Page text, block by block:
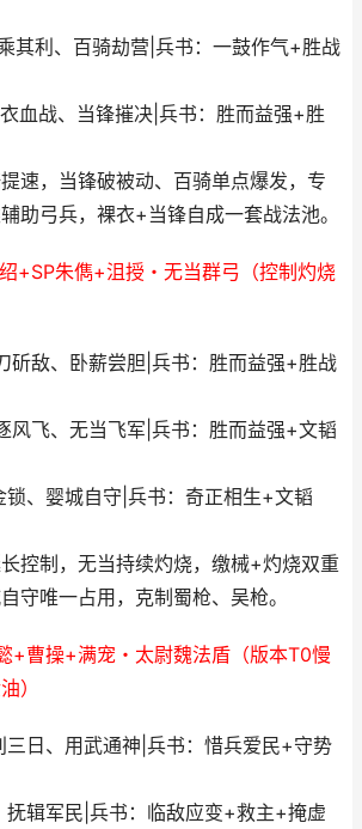
其利、百骑劫营|兵书：一鼓作气+胜战
血战、当锋摧决|兵书：胜而益强+胜
速，当锋破被动、百骑单点爆发，专
助弓兵，裸衣+当锋自成一套战法池。
+SP朱儁+沮授・无当群弓（控制灼烧
斫敌、卧薪尝胆|兵书：胜而益强+胜战
风飞、无当飞军|兵书：胜而益强+文韬
锁、婴城自守|兵书：奇正相生+文韬
控制，无当持续灼烧，缴械+灼烧双重
守唯一占用，克制蜀枪、吴枪。
+曹操+满宠・太尉魏法盾（版本T0慢
）
三日、用武通神|兵书：惜兵爱民+守势
抚辑军民|兵书：临敌应变+救主+掩虚